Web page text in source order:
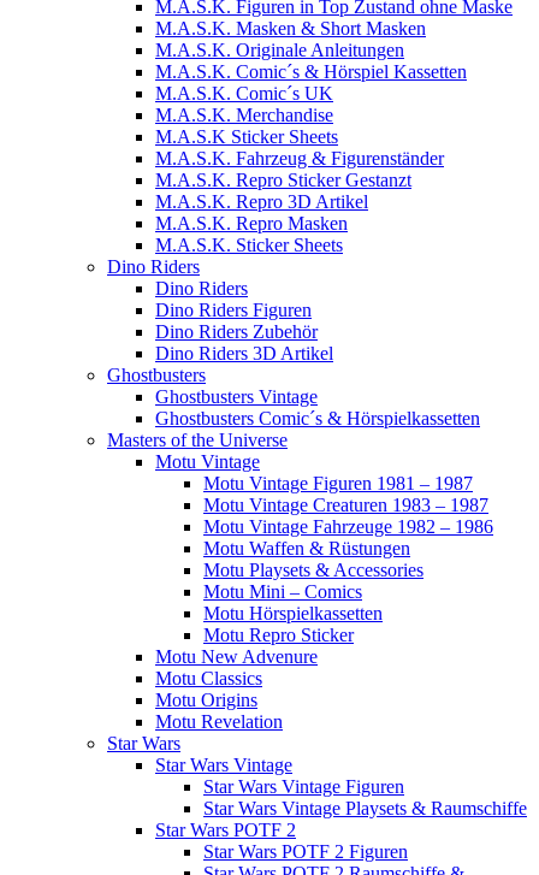
M.A.S.K. Figuren in Top Zustand ohne Maske
M.A.S.K. Masken & Short Masken
M.A.S.K. Originale Anleitungen
M.A.S.K. Comic´s & Hörspiel Kassetten
M.A.S.K. Comic´s UK
M.A.S.K. Merchandise
M.A.S.K Sticker Sheets
M.A.S.K. Fahrzeug & Figurenständer
M.A.S.K. Repro Sticker Gestanzt
M.A.S.K. Repro 3D Artikel
M.A.S.K. Repro Masken
M.A.S.K. Sticker Sheets
Dino Riders
Dino Riders
Dino Riders Figuren
Dino Riders Zubehör
Dino Riders 3D Artikel
Ghostbusters
Ghostbusters Vintage
Ghostbusters Comic´s & Hörspielkassetten
Masters of the Universe
Motu Vintage
Motu Vintage Figuren 1981 – 1987
Motu Vintage Creaturen 1983 – 1987
Motu Vintage Fahrzeuge 1982 – 1986
Motu Waffen & Rüstungen
Motu Playsets & Accessories
Motu Mini – Comics
Motu Hörspielkassetten
Motu Repro Sticker
Motu New Advenure
Motu Classics
Motu Origins
Motu Revelation
Star Wars
Star Wars Vintage
Star Wars Vintage Figuren
Star Wars Vintage Playsets & Raumschiffe
Star Wars POTF 2
Star Wars POTF 2 Figuren